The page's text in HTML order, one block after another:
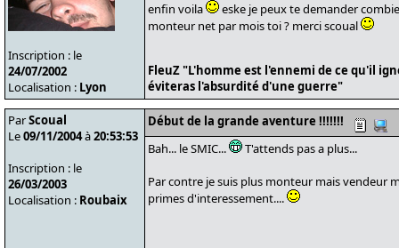
Inscription : le
24/07/2002
Localisation : Lyon
enfin voila
eske je peux te demander
monteur net par mois toi ? merci scoual
FleuZ "L'homme est l'ennemi de ce qu'il
éviteras l'absurdité d'une guerre"
ParScoual
Le09/11/2004à20:53:53
Inscription : le
26/03/2003
Localisation : Roubaix
Début de la grande aventure !!!!!!!
Bah... le SMIC...
T'attends pas a plus...
Par contre je suis plus monteur mais vendeur
primes d'interessement....